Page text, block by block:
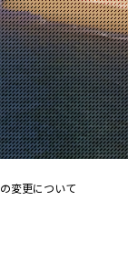
変更について